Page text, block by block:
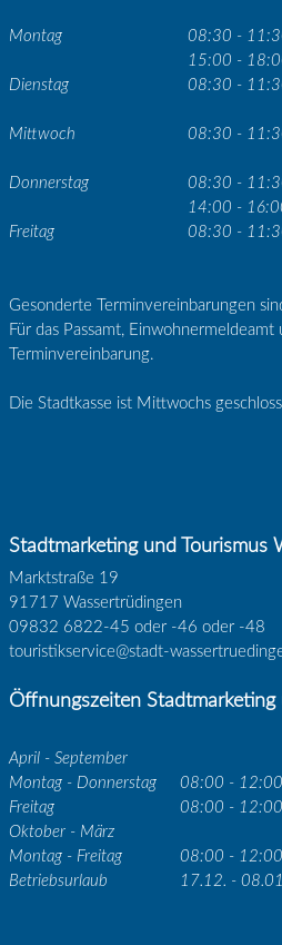
Montag
08:30 -
15:00 -
Dienstag
08:30 -
Mittwoch 08:30 -
Donnerstag
08:30 -
14:00 -
Freitag
08:30 -
Gesonderte Terminvereinbarungen
Für das Passamt,
Terminvereinbarung.
Die Stadtkasse ist Mittwochs
Stadtmarketing und Tourismus
Marktstraße 19
91717 Wassertrüdingen
09832 6822-45 oder -46 oder -48
touristikservice@stadt-
Öffnungszeiten Stadtmarketing
April - September
Montag - Donnerstag
08:00 -
Freitag
08:00 -
Oktober - März
Montag - Freitag
08:00 -
Betriebsurlaub
17.12. -